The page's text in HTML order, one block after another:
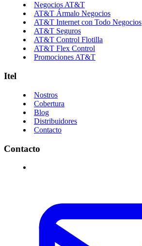
Negocios AT&T
AT&T Ármalo Negocios
AT&T Internet con Todo Negocios
AT&T Seguros
AT&T Control Flotilla
AT&T Flex Control
Promociones AT&T
Itel
Nostros
Cobertura
Blog
Distribuidores
Contacto
Contacto